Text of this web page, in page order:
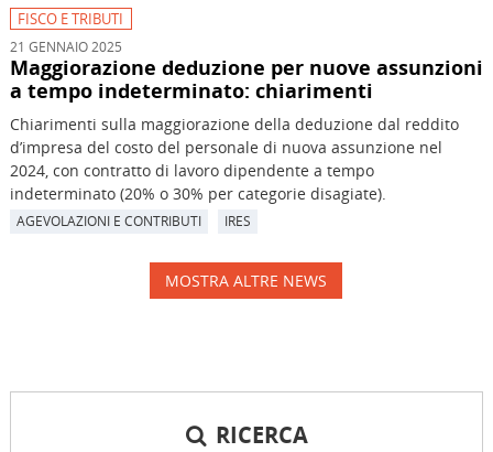
FISCO E TRIBUTI
21 GENNAIO 2025
Maggiorazione deduzione per nuove assunzioni
a tempo indeterminato: chiarimenti
Chiarimenti sulla maggiorazione della deduzione dal reddito
d’impresa del costo del personale di nuova assunzione nel
2024, con contratto di lavoro dipendente a tempo
indeterminato (20% o 30% per categorie disagiate).
AGEVOLAZIONI E CONTRIBUTI IRES
MOSTRA ALTRE NEWS
RICERCA